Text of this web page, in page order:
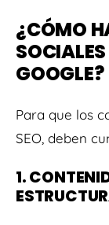
¿CÓMO
GOOGLE?
Para que los
SEO, deben
1.